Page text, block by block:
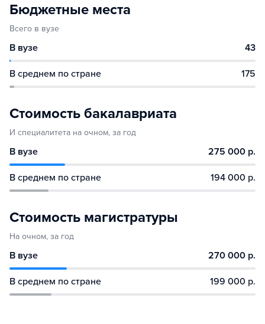
Бюджетные места
Всего в вузе
В вузе 43
В среднем по стране 175
Стоимость бакалавриата
И специалитета на очном, за год
В вузе 275 000 р.
В среднем по стране 194 000 р.
Стоимость магистратуры
На очном, за год
В вузе 270 000 р.
В среднем по стране 199 000 р.